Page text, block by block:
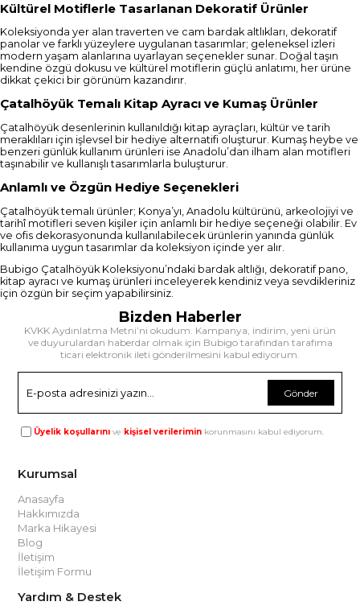
Kültürel Motiflerle Tasarlanan Dekoratif Ürünler
Koleksiyonda yer alan traverten ve cam bardak altlıkları, dekoratif
panolar ve farklı yüzeylere uygulanan tasarımlar; geleneksel izleri
modern yaşam alanlarına uyarlayan seçenekler sunar. Doğal taşın
kendine özgü dokusu ve kültürel motiflerin güçlü anlatımı, her ürüne
dikkat çekici bir görünüm kazandırır.
Çatalhöyük Temalı Kitap Ayracı ve Kumaş Ürünler
Çatalhöyük desenlerinin kullanıldığı kitap ayraçları, kültür ve tarih
meraklıları için işlevsel bir hediye alternatifi oluşturur. Kumaş heybe ve
benzeri günlük kullanım ürünleri ise Anadolu’dan ilham alan motifleri
taşınabilir ve kullanışlı tasarımlarla buluşturur.
Anlamlı ve Özgün Hediye Seçenekleri
Çatalhöyük temalı ürünler; Konya’yı, Anadolu kültürünü, arkeolojiyi ve
tarihî motifleri seven kişiler için anlamlı bir hediye seçeneği olabilir. Ev
ve ofis dekorasyonunda kullanılabilecek ürünlerin yanında günlük
kullanıma uygun tasarımlar da koleksiyon içinde yer alır.
Bubigo Çatalhöyük Koleksiyonu’ndaki bardak altlığı, dekoratif pano,
kitap ayracı ve kumaş ürünleri inceleyerek kendiniz veya sevdikleriniz
için özgün bir seçim yapabilirsiniz.
Bizden Haberler
KVKK Aydınlatma Metni’ni okudum. Kampanya, indirim, yeni ürün
ve duyurulardan haberdar olmak için Bubigo tarafından tarafıma
ticari elektronik ileti gönderilmesini kabul ediyorum.
Gönder
Üyelik koşullarını ve kişisel verilerimin korunmasını kabul ediyorum.
Kurumsal
Anasayfa
Hakkımızda
Marka Hikayesi
Blog
İletişim
İletişim Formu
Yardım & Destek